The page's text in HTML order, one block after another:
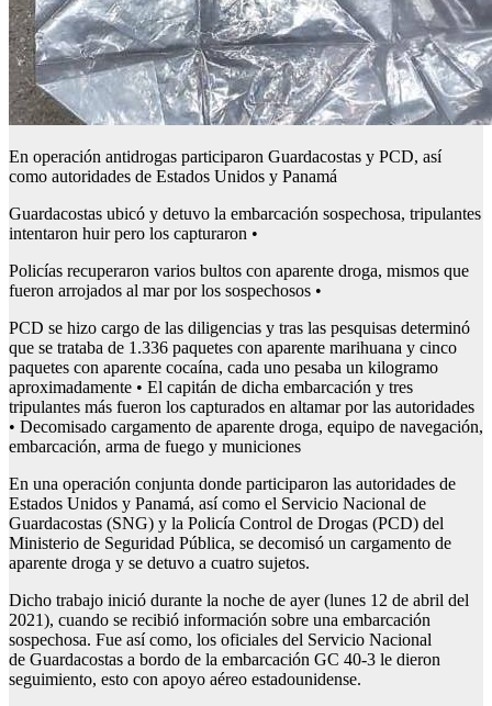
En operación antidrogas participaron Guardacostas y PCD, así
como autoridades de Estados Unidos y Panamá
Guardacostas ubicó y detuvo la embarcación sospechosa, tripulantes
intentaron huir pero los capturaron •
Policías recuperaron varios bultos con aparente droga, mismos que
fueron arrojados al mar por los sospechosos •
PCD se hizo cargo de las diligencias y tras las pesquisas determinó
que se trataba de 1.336 paquetes con aparente marihuana y cinco
paquetes con aparente cocaína, cada uno pesaba un kilogramo
aproximadamente • El capitán de dicha embarcación y tres
tripulantes más fueron los capturados en altamar por las autoridades
• Decomisado cargamento de aparente droga, equipo de navegación,
embarcación, arma de fuego y municiones
En una operación conjunta donde participaron las autoridades de
Estados Unidos y Panamá, así como el Servicio Nacional de
Guardacostas (SNG) y la Policía Control de Drogas (PCD) del
Ministerio de Seguridad Pública, se decomisó un cargamento de
aparente droga y se detuvo a cuatro sujetos.
Dicho trabajo inició durante la noche de ayer (lunes 12 de abril del
2021), cuando se recibió información sobre una embarcación
sospechosa. Fue así como, los oficiales del Servicio Nacional
de Guardacostas a bordo de la embarcación GC 40-3 le dieron
seguimiento, esto con apoyo aéreo estadounidense.